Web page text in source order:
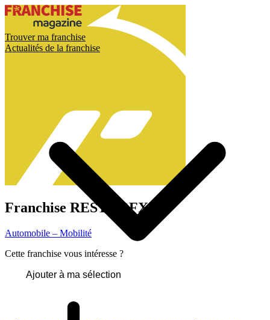
Trouver ma franchise
Actualités de la franchise
Franchise RESTORFX
Automobile – Mobilité
Cette franchise vous intéresse ?
Ajouter à ma sélection